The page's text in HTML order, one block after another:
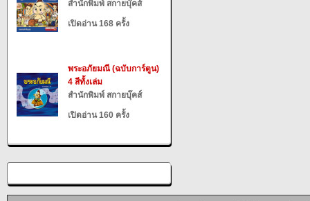
สำนักพิมพ์ สกายบุ๊คส์
เปิดอ่าน 168 ครั้ง
พระอภัยมณี (ฉบับการ์ตูน)
4 สีทั้งเล่ม
สำนักพิมพ์ สกายบุ๊คส์
เปิดอ่าน 160 ครั้ง